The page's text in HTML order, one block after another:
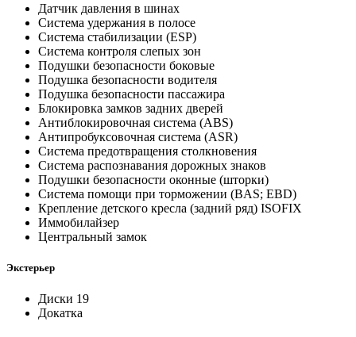
Датчик давления в шинах
Система удержания в полосе
Система стабилизации (ESP)
Система контроля слепых зон
Подушки безопасности боковые
Подушка безопасности водителя
Подушка безопасности пассажира
Блокировка замков задних дверей
Антиблокировочная система (ABS)
Антипробуксовочная система (ASR)
Система предотвращения столкновения
Система распознавания дорожных знаков
Подушки безопасности оконные (шторки)
Система помощи при торможении (BAS; EBD)
Крепление детского кресла (задний ряд) ISOFIX
Иммобилайзер
Центральный замок
Экстерьер
Диски 19
Докатка